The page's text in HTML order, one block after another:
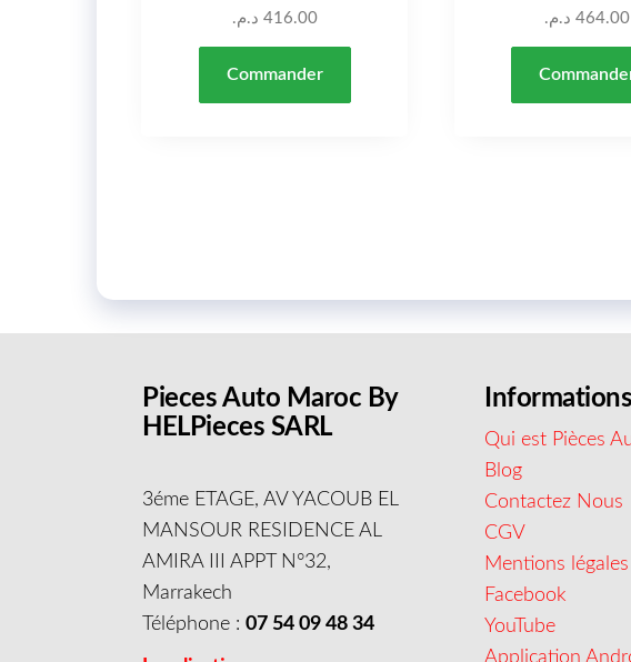
416.00 د.م.
Commander
464.00 د.م.
Pieces Auto Maroc By
HELPieces SARL
3éme ETAGE, AV YACOUB EL
MANSOUR RESIDENCE AL
AMIRA III APPT N°32,
Marrakech
Téléphone :07 54 09 48 34
Informations
Qui est Pièces
Blog
Contactez Nous
CGV
Mentions légales
Facebook
YouTube
Application